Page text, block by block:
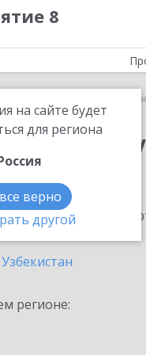
8
на сайте будет
для региона
верно
другой
Узбекистан
регионе: